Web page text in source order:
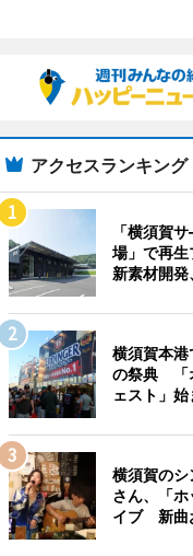
アクセスランキング
「横須賀
場」で再生
新素材開
横須賀本
の祭典 「
ェスト」始
横須賀のシ
さん、「
イブ 新曲